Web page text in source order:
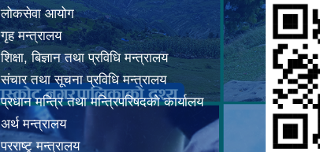
लोकसेवा आयोग
गृह मन्त्रालय
शिक्षा, बिज्ञान तथा प्रविधि मन्त्रालय
संचार तथा सूचना प्रविधि मन्त्रालय
प्रधान मन्त्रि तथा मन्त्रिपरिषदको कार्यालय
अर्थ मन्त्रालय
परराष्ट्र् मन्त्रालय